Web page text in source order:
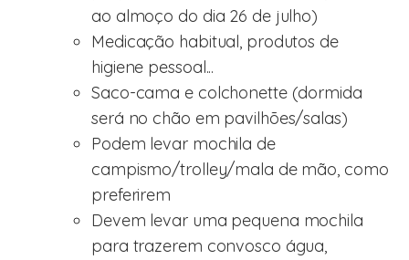
ao almoço do dia 26 de julho)
Medicação habitual, produtos de
higiene pessoal...
Saco-cama e colchonette (dormida
será no chão em pavilhões/salas)
Podem levar mochila de
campismo/trolley/mala de mão, como
preferirem
Devem levar uma pequena mochila
para trazerem convosco água,